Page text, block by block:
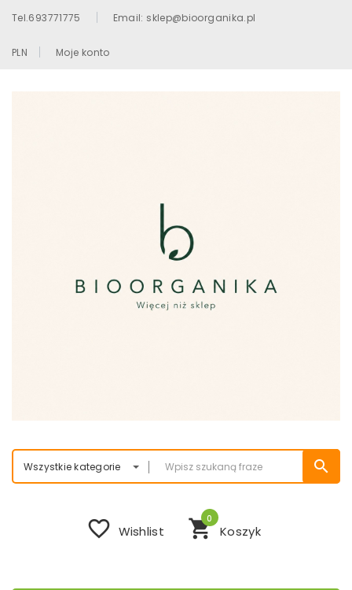
Tel.693771775 Email: sklep@bioorganika.pl
PLN Moje konto
Wszystkie kategorie search
shopping_cart Koszyk
0
favorite_border Wishlist